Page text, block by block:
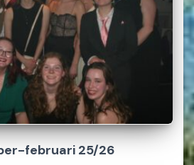
februari 25/26